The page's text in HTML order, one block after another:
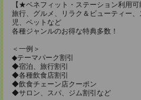
【★ベネフィット・ステーション利用可
旅行、グルメ、リラク＆ビューティー
児、ペットなど
各種ジャンルのお得な特典多数！
＜一例＞
◆テーマパーク割引
◆宿泊、旅行割引
◆各種飲食店割引
◆飲食チェーン店クーポン
◆サロン、スパ、ジム割引など